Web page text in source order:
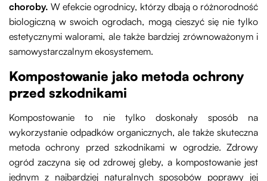
choroby. W efekcie ogrodnicy, którzy dbają o różnorodność
biologiczną w swoich ogrodach, mogą cieszyć się nie tylko
estetycznymi walorami, ale także bardziej zrównoważonym i
samowystarczalnym ekosystemem.
Kompostowanie jako metoda ochrony
przed szkodnikami
Kompostowanie to nie tylko doskonały sposób na
wykorzystanie odpadków organicznych, ale także skuteczna
metoda ochrony przed szkodnikami w ogrodzie. Zdrowy
ogród zaczyna się od zdrowej gleby, a kompostowanie jest
jednym z najbardziej naturalnych sposobów poprawy jej